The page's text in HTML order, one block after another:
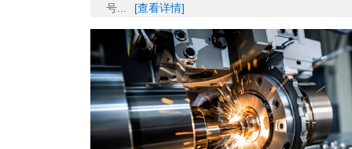
号...
[查看详情]